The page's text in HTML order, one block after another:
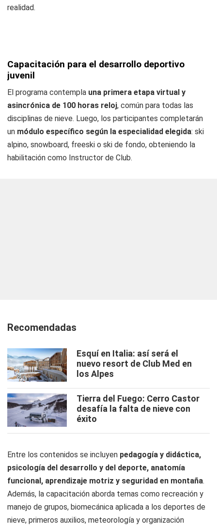
realidad.
Capacitación para el desarrollo deportivo
juvenil
El programa contempla una primera etapa virtual y
asincrónica de 100 horas reloj, común para todas las
disciplinas de nieve. Luego, los participantes completarán
un módulo específico según la especialidad elegida: ski
alpino, snowboard, freeski o ski de fondo, obteniendo la
habilitación como Instructor de Club.
Recomendadas
Esquí en Italia: así será el
nuevo resort de Club Med en
los Alpes
Tierra del Fuego: Cerro Castor
desafía la falta de nieve con
éxito
Entre los contenidos se incluyen pedagogía y didáctica,
psicología del desarrollo y del deporte, anatomía
funcional, aprendizaje motriz y seguridad en montaña.
Además, la capacitación aborda temas como recreación y
manejo de grupos, biomecánica aplicada a los deportes de
nieve, primeros auxilios, meteorología y organización